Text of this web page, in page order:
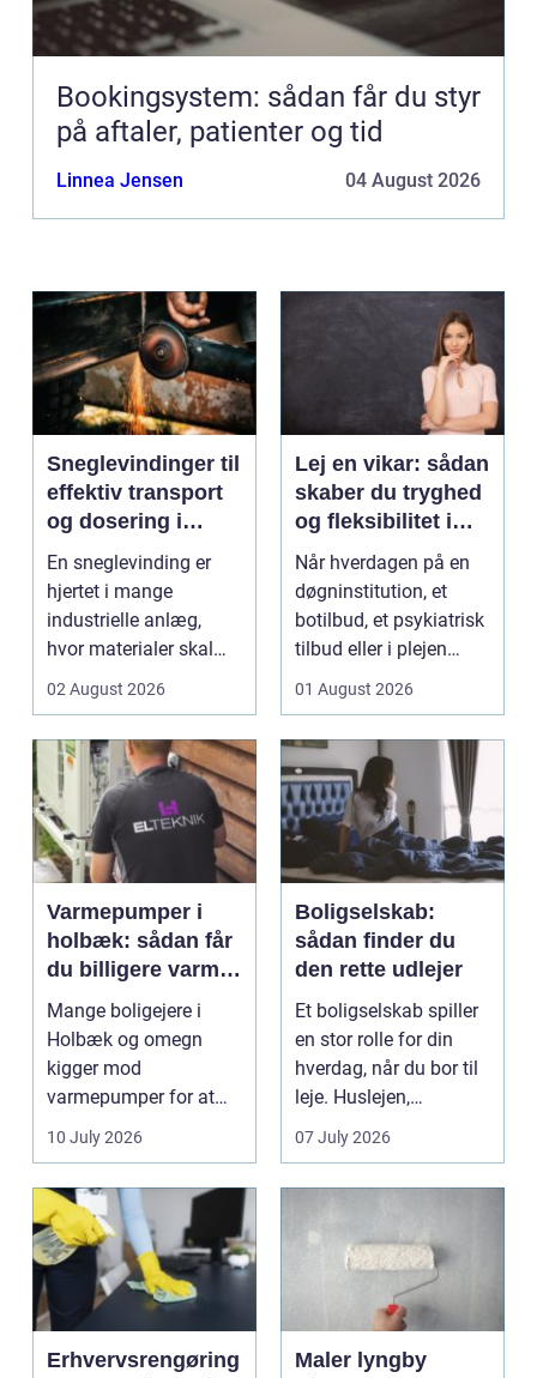
Bookingsystem: sådan får du styr
på aftaler, patienter og tid
Linnea Jensen 04 August 2026
Sneglevindinger til
effektiv transport
og dosering i
industrien
En sneglevinding er
hjertet i mange
industrielle anlæg,
hvor materialer skal
flyttes, doseres eller ...
02 August 2026
Lej en vikar: sådan
skaber du tryghed
og fleksibilitet i
hverdagen
Når hverdagen på en
døgninstitution, et
botilbud, et psykiatrisk
tilbud eller i plejen
pludselig ænd...
01 August 2026
Varmepumper i
holbæk: sådan får
du billigere varme
og bedre
indeklima
Mange boligejere i
Holbæk og omegn
kigger mod
varmepumper for at
sænke
varmeregningen og få
et sunde...
10 July 2026
Boligselskab:
sådan finder du
den rette udlejer
Et boligselskab spiller
en stor rolle for din
hverdag, når du bor til
leje. Huslejen,
vedligeh...
07 July 2026
Erhvervsrengøring
Maler lyngby